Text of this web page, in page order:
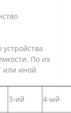
По их
или иной
3-ий 4-ый